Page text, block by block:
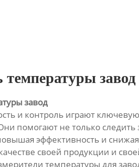
завод
завод
и контроль играют
помогают не только следить
эффективность и
своей продукции и
температуры для